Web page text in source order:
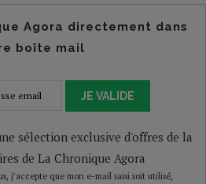
Agora directement dans
boîte mail
JE VALIDE
sélection exclusive d'offres de la
de La Chronique Agora
j’accepte que mon e-mail saisi soit utilisé,